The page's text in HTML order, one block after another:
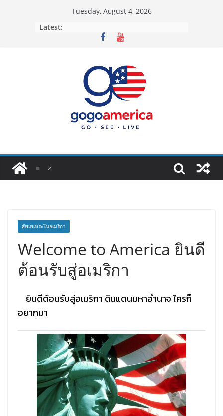
Tuesday, August 4, 2026
Latest:
สัพเพเหระในอเมริกา
Welcome to America ยินดี
ต้อนรับสู่อเมริกา
ยินดีต้อนรับสู่อเมริกา ดินแดนมหาอำนาจ ใครก็
อยากมา